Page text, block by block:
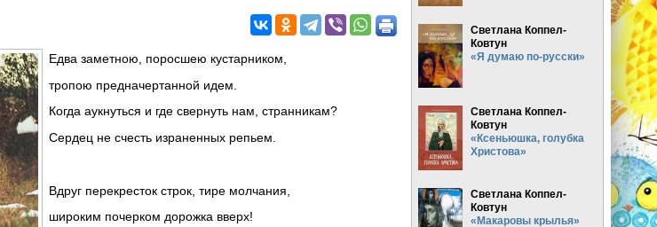
Едва заметною, поросшею кустарником,
тропою предначертанной идем.
Когда аукнуться и где свернуть нам, странникам?
Сердец не счесть израненных репьем.
Вдруг перекресток строк, тире молчания,
широким почерком дорожка вверх!
Светлана Коппел-
Ковтун
«Я думаю по-русски»
Светлана Коппел-
Ковтун
«Ксеньюшка, голубка
Христова»
Светлана Коппел-
Ковтун
«Макаровы крылья»